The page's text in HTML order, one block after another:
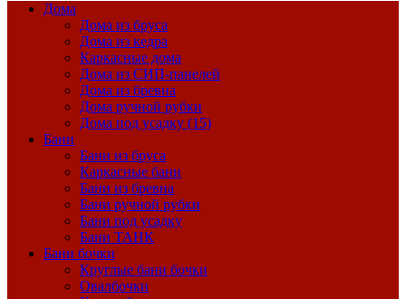
Дома
Дома из бруса
Дома из кедра
Каркасные дома
Дома из СИП-панелей
Дома из бревна
Дома ручной рубки
Дома под усадку (15)
Бани
Бани из бруса
Каркасные бани
Бани из бревна
Бани ручной рубки
Бани под усадку
Бани ТАНК
Бани бочки
Круглые бани бочки
Овалбочки